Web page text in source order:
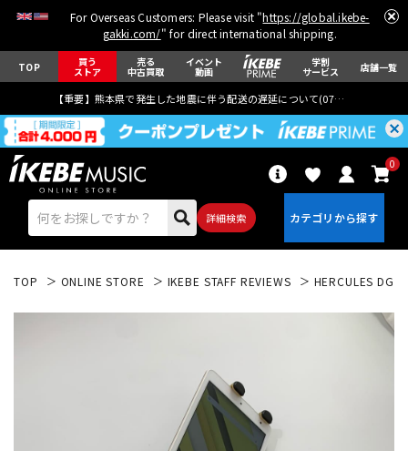
For Overseas Customers: Please visit "https://global.ikebe-
gakki.com/" for direct international shipping.
TOP 買う
ストア
売る
中古買取
イベント
動画
学割
サービス 店舗一覧
【重要】熊本県で発生した地震に伴う配送の遅延について(07月29日
詳細検索
0
ウクレレ
TOP ONLINE STORE IKEBE STAFF REVIEWS HERCULES